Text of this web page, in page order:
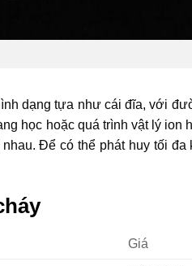
dạng tựa như cái đĩa, với
học hoặc quá trình vật lý ion
Để có thể phát huy tối đa
Giá